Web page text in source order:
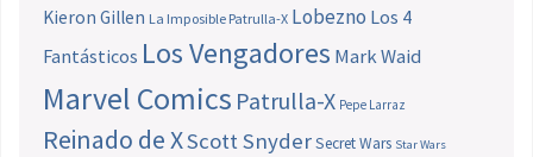
Kieron Gillen La Imposible Patrulla-X Lobezno Los 4
Fantásticos Los Vengadores Mark Waid
Marvel Comics Patrulla-X Pepe Larraz
Reinado de XScott SnyderSecret Wars Star Wars